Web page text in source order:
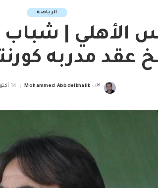
الرياضة
الأهلي | شباب
عقد مدربه
Posted
كتب Mohammed Abbdelkhalik 14 أكتوبر، 2024